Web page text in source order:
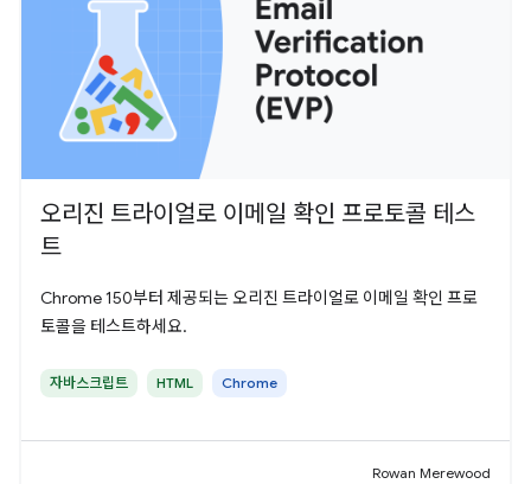
오리진 트라이얼로 이메일 확인 프로토콜 테스
트
Chrome 150부터 제공되는 오리진 트라이얼로 이메일 확인 프로
토콜을 테스트하세요.
자바스크립트 HTML Chrome
Rowan Merewood